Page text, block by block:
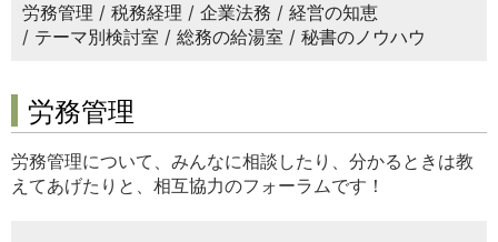
労務管理 税務経理 企業法務
経営の知恵
テーマ別検討室
総務の給湯室 秘書のノウハウ
労務管理
労務管理について、みんなに相談したり、分かるときは教
えてあげたりと、相互協力のフォーラムです！